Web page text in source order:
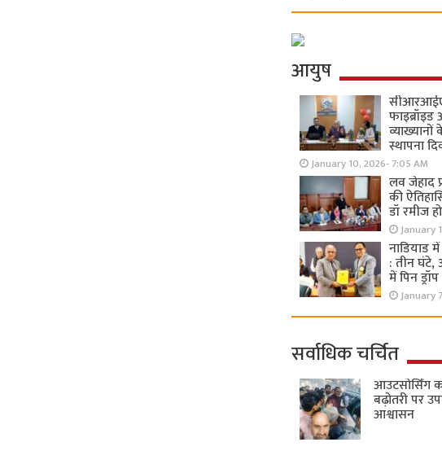
आयुष
स्थापना
January 10, 2026- 7:05 AM
लव जेहाद
की
डॉ रमीज
January
नाडियाड
: तीन घंटे,
में पिन
January
सर्वाधिक चर्चित
आउटसोर्सिंग
बढ़ोतरी पर
आश्वासन